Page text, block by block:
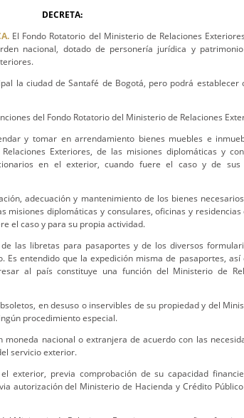
DECRETA:
El Fondo Rotatorio del Ministerio de Relaciones
nacional, dotado de personería jurídica y
la ciudad de Santafé de Bogotá, pero podrá establecer
del Fondo Rotatorio del Ministerio de Relaciones
y tomar en arrendamiento bienes muebles e
Exteriores, de las misiones diplomáticas y
en el exterior, cuando fuere el caso y de sus
adecuación y mantenimiento de los bienes
misiones diplomáticas y consulares, oficinas y residencias
el caso y para su propia actividad.
las libretas para pasaportes y de los diversos
Es entendido que la expedición misma de pasaportes, así
al país constituye una función del Ministerio de
en desuso o inservibles de su propiedad y del
procedimiento especial.
nacional o extranjera de acuerdo con las
servicio exterior.
exterior, previa comprobación de su capacidad
autorización del Ministerio de Hacienda y Crédito